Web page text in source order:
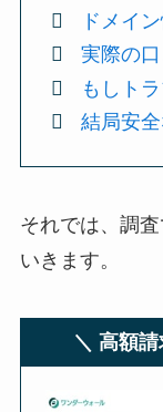
ドメイ
実際の
もしト
結局安
それでは、調
いきます。
＼ 高額